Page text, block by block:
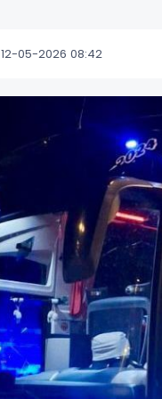
12-05-2026 08:42